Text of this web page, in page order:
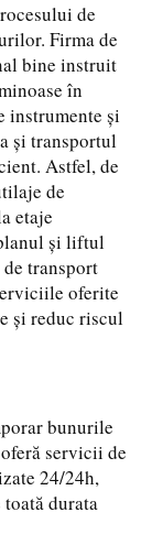
de
Firma de
bine instruit
în
instrumente și
și transportul
Astfel, de
de
etaje
și liftul
transport
oferite
și reduc riscul
bunurile
servicii de
24/24h,
durata